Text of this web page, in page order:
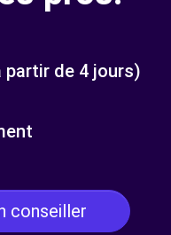
partir de 4 jours)
conseiller